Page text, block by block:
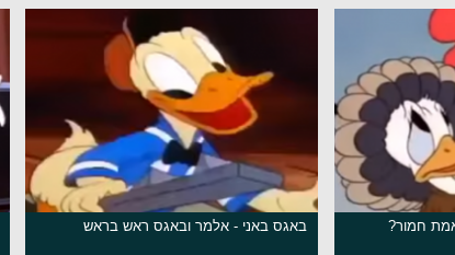
חמור? באגס באני - אלמר ובאגס ראש בראש